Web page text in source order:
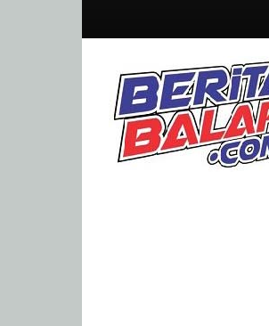
BeritaBalap.com
Portal
Berita
Balap
Paling